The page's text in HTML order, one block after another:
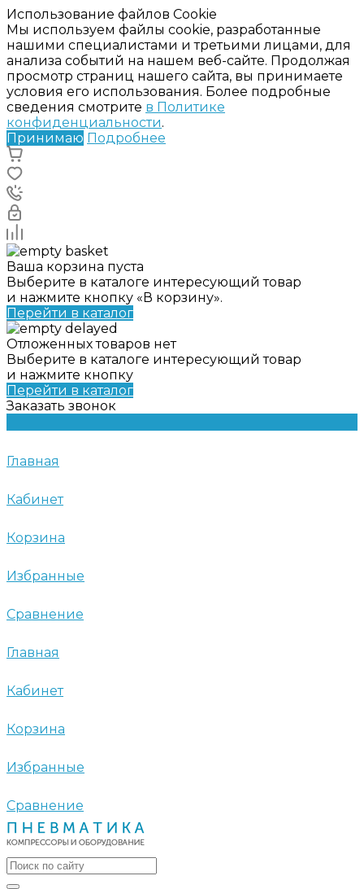
Использование файлов Cookie
Мы используем файлы cookie, разработанные
нашими специалистами и третьими лицами, для
анализа событий на нашем веб-сайте. Продолжая
просмотр страниц нашего сайта, вы принимаете
условия его использования. Более подробные
сведения смотрите в Политике
конфиденциальности.
Принимаю Подробнее
Ваша корзина пуста
Выберите в каталоге интересующий товар
и нажмите кнопку «В корзину».
Перейти в каталог
Отложенных товаров нет
Выберите в каталоге интересующий товар
и нажмите кнопку
Перейти в каталог
Заказать звонок
Главная
Кабинет
Корзина
Избранные
Сравнение
Главная
Кабинет
Корзина
Избранные
Сравнение